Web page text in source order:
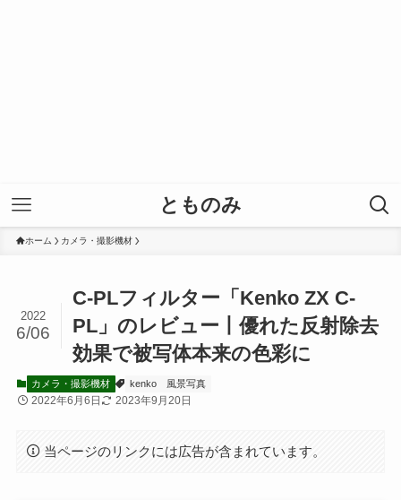
とものみ
ホーム カメラ・撮影機材
C-PLフィルター「Kenko ZX C-
PL」のレビュー丨優れた反射除去
効果で被写体本来の色彩に
2022
6/06
カメラ・撮影機材 kenko 風景写真
2022年6月6日 2023年9月20日
当ページのリンクには広告が含まれています。